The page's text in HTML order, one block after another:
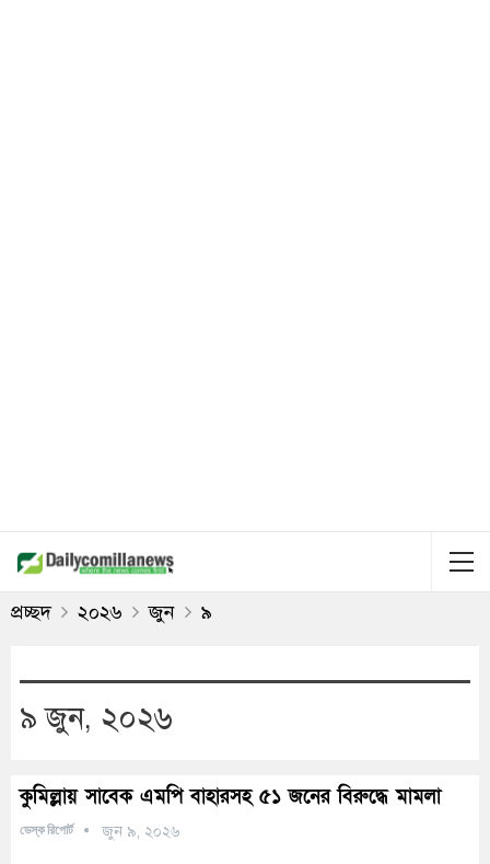
প্রচ্ছদ ২০২৬ জুন ৯
৯ জুন, ২০২৬
কুমিল্লায় সাবেক এমপি বাহারসহ ৫১ জনের বিরুদ্ধে মামলা
ডেস্ক রিপোর্ট জুন ৯, ২০২৬